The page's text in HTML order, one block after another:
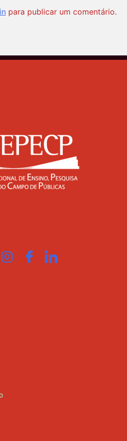
para publicar um comentário.